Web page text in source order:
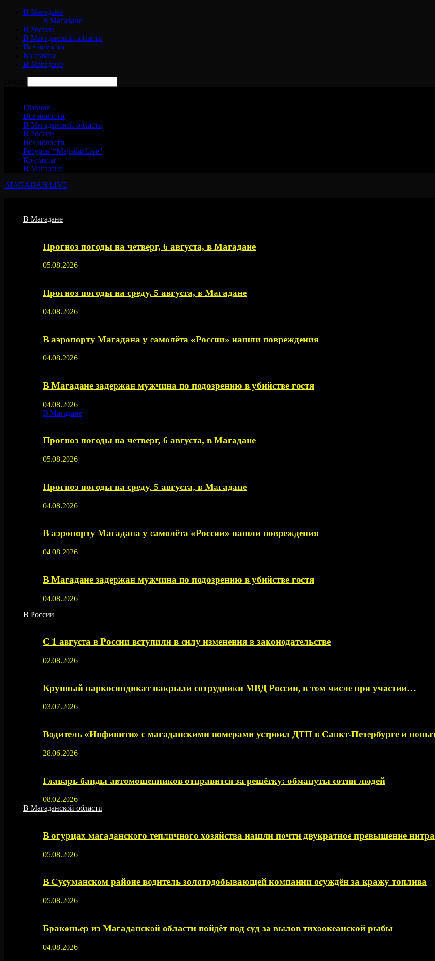
В Магадане
В Магадане
В России
В Магаданской области
Все новости
Контакты
В Магадане
Главная
Все новости
В Магаданской области
В России
Все новости
Ресурсы “MagadanLive”
Контакты
В Магадане
MAGADAN LIVE
В Магадане
Прогноз погоды на четверг, 6 августа, в Магадане
05.08.2026
Прогноз погоды на среду, 5 августа, в Магадане
04.08.2026
В аэропорту Магадана у самолёта «России» нашли повреждения
04.08.2026
В Магадане задержан мужчина по подозрению в убийстве гостя
04.08.2026
В Магадане
Прогноз погоды на четверг, 6 августа, в Магадане
05.08.2026
Прогноз погоды на среду, 5 августа, в Магадане
04.08.2026
В аэропорту Магадана у самолёта «России» нашли повреждения
04.08.2026
В Магадане задержан мужчина по подозрению в убийстве гостя
04.08.2026
В России
С 1 августа в России вступили в силу изменения в законодательстве
02.08.2026
Крупный наркосиндикат накрыли сотрудники МВД России, в том числе при участии…
03.07.2026
Водитель «Инфинити» с магаданскими номерами устроил ДТП в Санкт-Петербурге и
28.06.2026
Главарь банды автомошенников отправится за решётку: обмануты сотни людей
08.02.2026
В Магаданской области
В огурцах магаданского тепличного хозяйства нашли почти двукратное превышение
05.08.2026
В Сусуманском районе водитель золотодобывающей компании осуждён за кражу топлива
05.08.2026
Браконьер из Магаданской области пойдёт под суд за вылов тихоокеанской рыбы
04.08.2026